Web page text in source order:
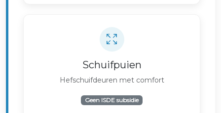
Schuifpuien
Hefschuifdeuren met comfort
Geen ISDE subsidie